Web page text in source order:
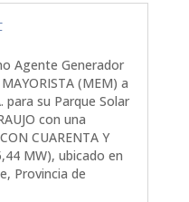
Agente Generador
(MEM) a
para su Parque Solar
con una
CUARENTA Y
MW), ubicado en
Provincia de